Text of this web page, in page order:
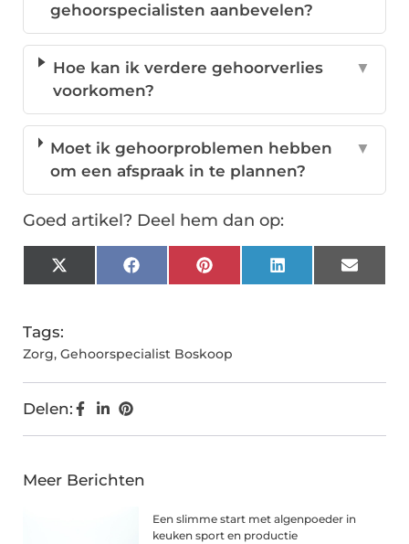
gehoorspecialisten aanbevelen?
Hoe kan ik verdere gehoorverlies
voorkomen?
▼
Moet ik gehoorproblemen hebben
om een afspraak in te plannen?
▼
Goed artikel? Deel hem dan op:
X
(Twitter)
FacebookPinterestLinkedInEmail
Tags:
Zorg, Gehoorspecialist Boskoop
Delen:
Meer Berichten
Een slimme start met algenpoeder in
keuken sport en productie